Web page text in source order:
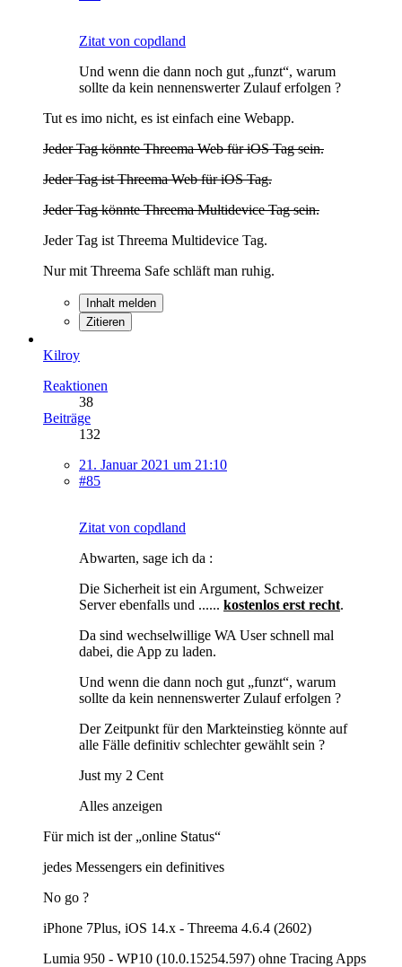
Zitat von copdland
Und wenn die dann noch gut „funzt“, warum
sollte da kein nennenswerter Zulauf erfolgen ?
Tut es imo nicht, es ist einfach eine Webapp.
Jeder Tag könnte Threema Web für iOS Tag sein.
Jeder Tag ist Threema Web für iOS Tag.
Jeder Tag könnte Threema Multidevice Tag sein.
Jeder Tag ist Threema Multidevice Tag.
Nur mit Threema Safe schläft man ruhig.
Inhalt melden
Zitieren
Kilroy
Reaktionen
38
Beiträge
132
21. Januar 2021 um 21:10
#85
Zitat von copdland
Abwarten, sage ich da :
Die Sicherheit ist ein Argument, Schweizer
Server ebenfalls und ...... kostenlos erst recht.
Da sind wechselwillige WA User schnell mal
dabei, die App zu laden.
Und wenn die dann noch gut „funzt“, warum
sollte da kein nennenswerter Zulauf erfolgen ?
Der Zeitpunkt für den Markteinstieg könnte auf
alle Fälle definitiv schlechter gewählt sein ?
Just my 2 Cent
Alles anzeigen
Für mich ist der „online Status“
jedes Messengers ein definitives
No go ?
iPhone 7Plus, iOS 14.x - Threema 4.6.4 (2602)
Lumia 950 - WP10 (10.0.15254.597) ohne Tracing Apps